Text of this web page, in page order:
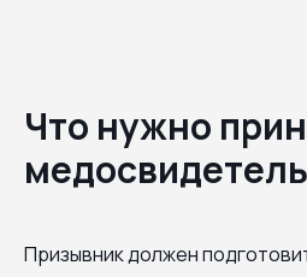
Что нужно
Призывник должен